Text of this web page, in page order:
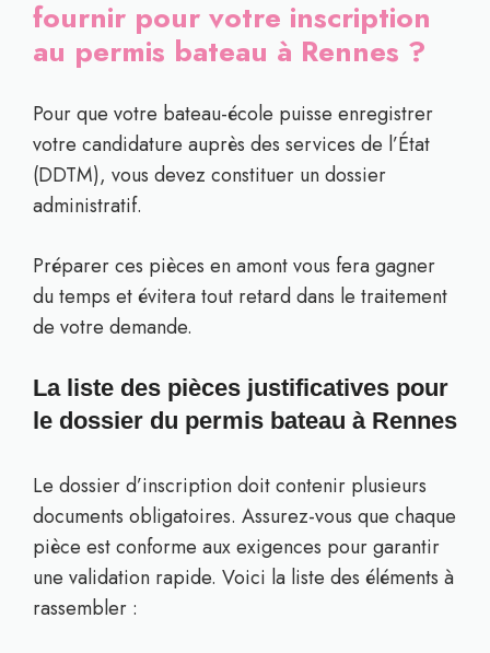
fournir pour votre inscription
au permis bateau à Rennes ?
Pour que votre bateau-école puisse enregistrer
votre candidature auprès des services de l’État
(DDTM), vous devez constituer un dossier
administratif.
Préparer ces pièces en amont vous fera gagner
du temps et évitera tout retard dans le traitement
de votre demande.
La liste des pièces justificatives pour
le dossier du permis bateau à Rennes
Le dossier d’inscription doit contenir plusieurs
documents obligatoires. Assurez-vous que chaque
pièce est conforme aux exigences pour garantir
une validation rapide. Voici la liste des éléments à
rassembler :